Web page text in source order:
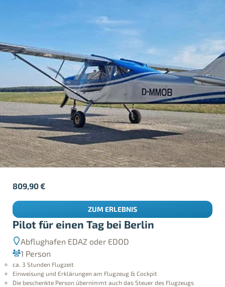
Pilot für einen Tag bei Berlin
Abflughafen EDAZ oder EDOD
1 Person
ca. 3 Stunden Flugzeit
Einweisung und Erklärungen am Flugzeug & Cockpit
Die beschenkte Person übernimmt auch das Steuer des Flugzeugs
809,90€
ZUM ERLEBNIS